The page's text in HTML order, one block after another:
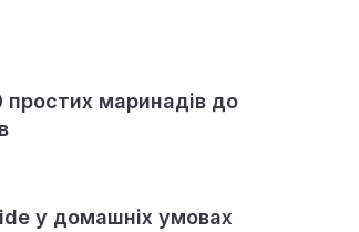
простих маринадів до
у домашніх умовах